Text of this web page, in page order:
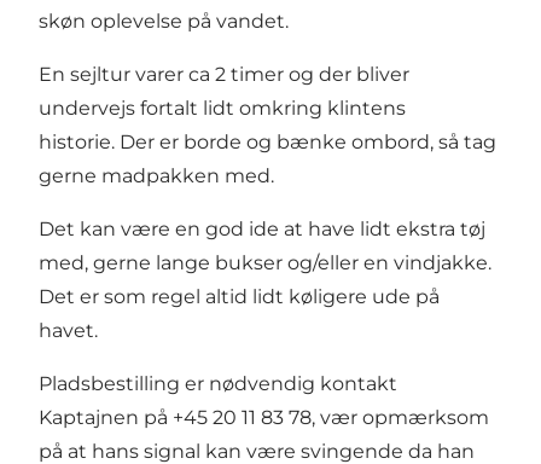
skøn oplevelse på vandet.
En sejltur varer ca 2 timer og der bliver
undervejs fortalt lidt omkring klintens
historie. Der er borde og bænke ombord, så tag
gerne madpakken med.
Det kan være en god ide at have lidt ekstra tøj
med, gerne lange bukser og/eller en vindjakke.
Det er som regel altid lidt køligere ude på
havet.
Pladsbestilling er nødvendig kontakt
Kaptajnen på +45 20 11 83 78, vær opmærksom
på at hans signal kan være svingende da han